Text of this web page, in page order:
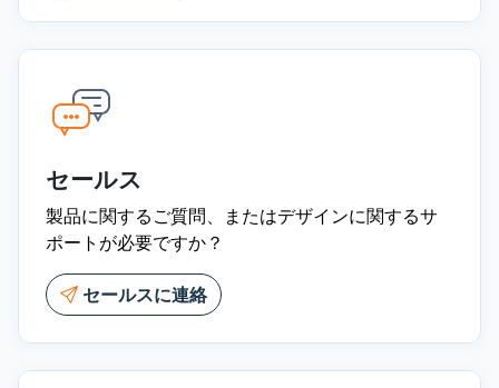
セールス
製品に関するご質問、またはデザインに関するサ
ポートが必要ですか？
セールスに連絡